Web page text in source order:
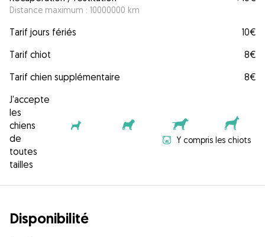
Distance maximum : 10000000 km
Tarif jours fériés
10€
Tarif chiot
8€
Tarif chien supplémentaire
8€
J'accepte
les
chiens
de
toutes
tailles
Y compris les chiots
Disponibilité